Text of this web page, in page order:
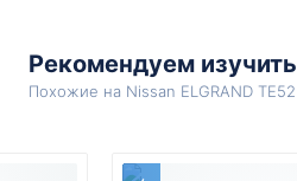
Рекомендуем изучить
Похожие на Nissan ELGRAND TE52